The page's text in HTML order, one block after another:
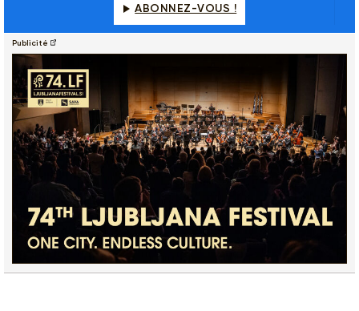
ABONNEZ-VOUS !
Publicité